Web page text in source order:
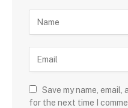
Save my name,
for the next time I